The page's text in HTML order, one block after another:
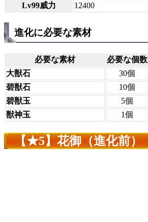
Lv99威力
12400
進化に必要な素材
必要な素材
必要な個数
大獣石
30個
碧獣石
10個
碧獣玉
5個
獣神玉
1個
【★5】花御（進化前）